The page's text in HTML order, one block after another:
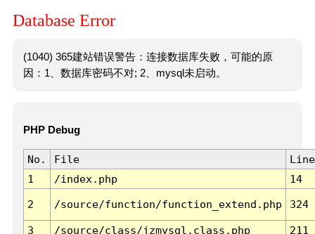
Database Error
(1040) 365建站错误警告：连接数据库失败，可能的原
因：1、数据库密码不对; 2、mysql未启动。
PHP Debug
No. File
Line
1
/index.php 14
2 /source/function/function_extend.php 324
3 /source/class/jzmysql.class.php
211